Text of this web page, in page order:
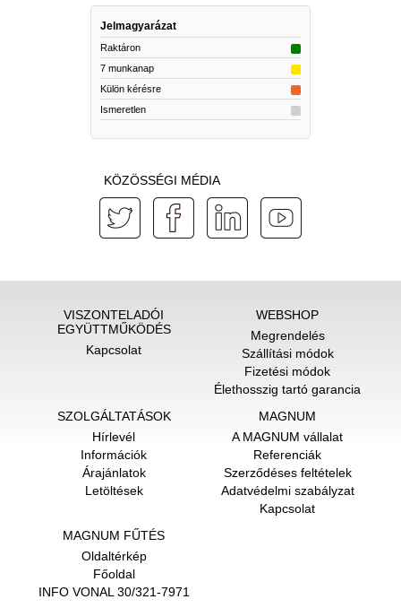
Jelmagyarázat
Raktáron
7 munkanap
Külön kérésre
Ismeretlen
KÖZÖSSÉGI MÉDIA
VISZONTELADÓI
EGYÜTTMŰKÖDÉS
Kapcsolat
WEBSHOP
Megrendelés
Szállítási módok
Fizetési módok
Élethosszig tartó garancia
SZOLGÁLTATÁSOK
Hírlevél
Információk
Árajánlatok
Letöltések
MAGNUM
A MAGNUM vállalat
Referenciák
Szerződéses feltételek
Adatvédelmi szabályzat
Kapcsolat
MAGNUM FŰTÉS
Oldaltérkép
Főoldal
INFO VONAL 30/321-7971